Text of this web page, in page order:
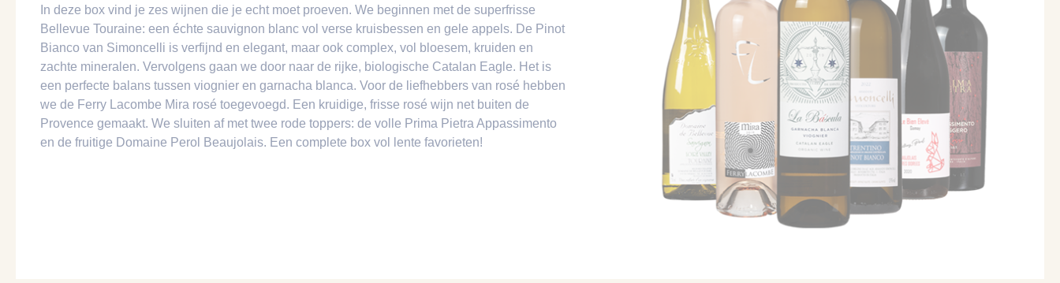
In deze box vind je zes wijnen die je echt moet proeven. We beginnen met de superfrisse
Bellevue Touraine: een échte sauvignon blanc vol verse kruisbessen en gele appels. De Pinot
Bianco van Simoncelli is verfijnd en elegant, maar ook complex, vol bloesem, kruiden en
zachte mineralen. Vervolgens gaan we door naar de rijke, biologische Catalan Eagle. Het is
een perfecte balans tussen viognier en garnacha blanca. Voor de liefhebbers van rosé hebben
we de Ferry Lacombe Mira rosé toegevoegd. Een kruidige, frisse rosé wijn net buiten de
Provence gemaakt. We sluiten af met twee rode toppers: de volle Prima Pietra Appassimento
en de fruitige Domaine Perol Beaujolais. Een complete box vol lente favorieten!